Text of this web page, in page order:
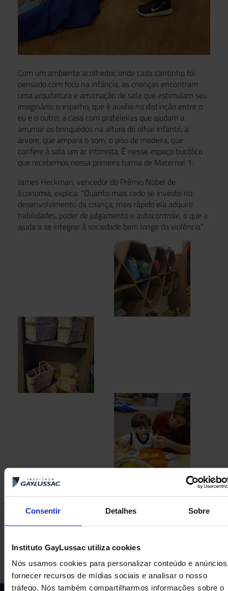
Consentir Detalhes Sobre
Instituto GayLussac utiliza cookies
Nós usamos cookies para personalizar conteúdo e
fornecer recursos de mídias sociais e analisar o nosso
tráfego. Nós também compartilharmos informações sobre o
Com um ambiente acolhedor, onde cada cantinho foi
pensado com foco na infância, as crianças encontram
uma arquitetura e arrumação de sala que estimulam seu
imaginário: o espelho, que é auxílio na distinção entre o
eu e o outro; a casa com prateleiras que ajudam a
arrumar os brinquedos na altura do olhar infantil; a
árvore, que ampara o som; o piso de madeira, que
confere à sala um ar intimista. É nesse espaço bucólico
que recebemos nossa primeira turma de Maternal 1.
James Heckman, vencedor do Prêmio Nobel de
Economia, explica: “Quanto mais cedo se investe no
desenvolvimento da criança, mais rápido ela adquire
habilidades, poder de julgamento e autocontrole, o que a
ajuda a se integrar à sociedade bem longe da violência”
ANTERIOR
Conquista histórica
PRÓXIMA